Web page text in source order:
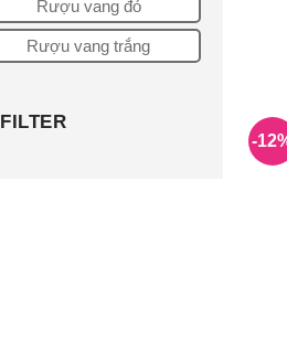
Rượu vang đỏ
Rượu vang trắng
FILTER
-